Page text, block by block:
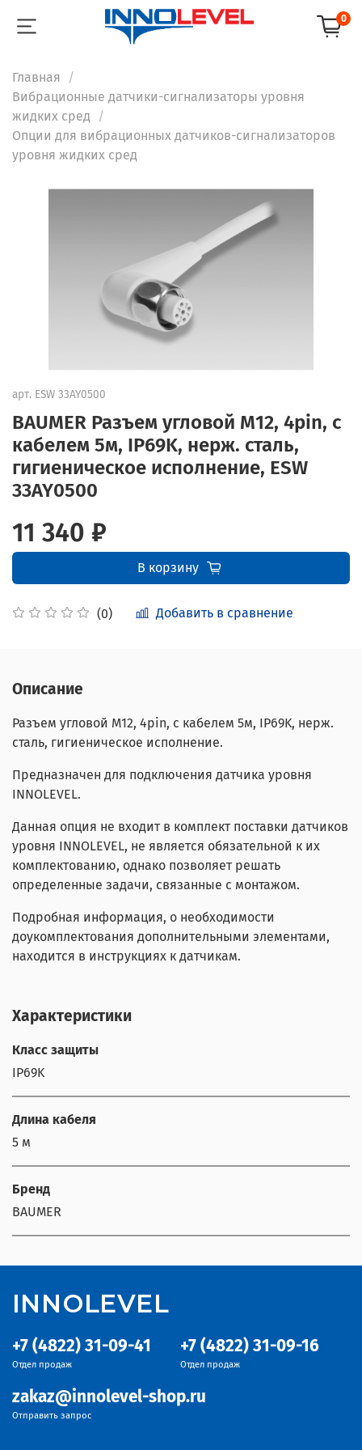
0
Главная
Вибрационные датчики-сигнализаторы уровня
жидких сред
Опции для вибрационных датчиков-сигнализаторов
уровня жидких сред
арт. ESW 33AY0500
BAUMER Разъем угловой M12, 4pin, с
кабелем 5м, IP69K, нерж. сталь,
гигиеническое исполнение, ESW
33AY0500
(0) Добавить в сравнение
11 340 ₽
В корзину
Описание
Разъем угловой M12, 4pin, с кабелем 5м, IP69K, нерж.
сталь, гигиеническое исполнение.
Предназначен для подключения датчика уровня
INNOLEVEL.
Данная опция не входит в комплект поставки датчиков
уровня INNOLEVEL, не является обязательной к их
комплектованию, однако позволяет решать
определенные задачи, связанные с монтажом.
Подробная информация, о необходимости
доукомплектования дополнительными элементами,
находится в инструкциях к датчикам.
Характеристики
Класс защиты
IP69K
Длина кабеля
5 м
Бренд
BAUMER
+7 (4822) 31-09-41
Отдел продаж
+7 (4822) 31-09-16
Отдел продаж
zakaz@innolevel-shop.ru
Отправить запрос
INNOLEVEL